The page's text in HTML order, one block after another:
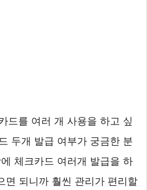
드를 여러 개 사용을 하고 싶
두개 발급 여부가 궁금한 분
체크카드 여러개 발급을 하
면 되니까 훨씬 관리가 편리할